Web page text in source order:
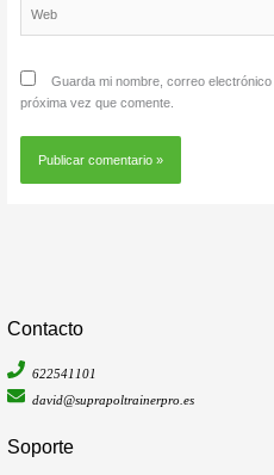
Contacto
622541101
david@suprapoltrainerpro.es
Soporte
Guarda mi nombre, correo
próxima vez que comente.